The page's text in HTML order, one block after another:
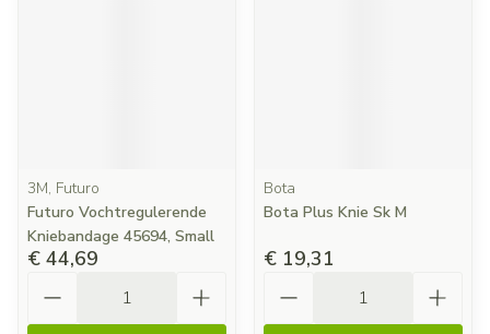
3M, Futuro
Futuro Vochtregulerende
Kniebandage 45694, Small
€ 44,69
Bota
Bota Plus Knie Sk M
€ 19,31